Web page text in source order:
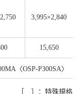
3,995×2,840
15,650
〈OSP-P300SA〉
［ ］：特殊規格